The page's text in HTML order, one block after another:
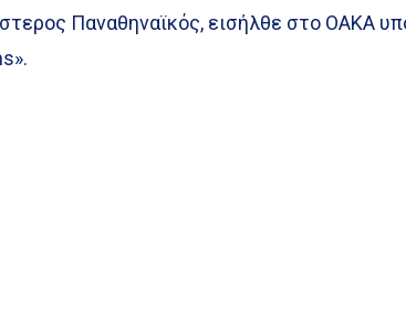
Παναθηναϊκός, εισήλθε στο ΟΑΚΑ